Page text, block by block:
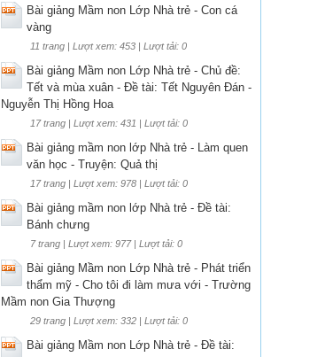
Bài giảng Mầm non Lớp Nhà trẻ - Con cá
vàng
11 trang | Lượt xem: 453 | Lượt tải: 0
Bài giảng Mầm non Lớp Nhà trẻ - Chủ đề:
Tết và mùa xuân - Đề tài: Tết Nguyên Đán -
Nguyễn Thị Hồng Hoa
17 trang | Lượt xem: 431 | Lượt tải: 0
Bài giảng mầm non lớp Nhà trẻ - Làm quen
văn học - Truyện: Quả thị
17 trang | Lượt xem: 978 | Lượt tải: 0
Bài giảng mầm non lớp Nhà trẻ - Đề tài:
Bánh chưng
7 trang | Lượt xem: 977 | Lượt tải: 0
Bài giảng Mầm non Lớp Nhà trẻ - Phát triển
thẩm mỹ - Cho tôi đi làm mưa với - Trường
Mầm non Gia Thượng
29 trang | Lượt xem: 332 | Lượt tải: 0
Bài giảng Mầm non Lớp Nhà trẻ - Đề tài: